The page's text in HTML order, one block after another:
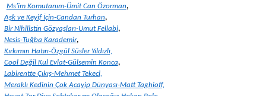
Ms’im Komutanım-Ümit Can Özorman,
Aşk ve Keyif İçin-Candan Turhan,
Bir Nihilistin Gözyaşları-Umut Fellabi,
Nesis-Tuğba Karademir,
Kırkımın Hatırı-Özgül Süsler Yıldızlı,
Cool Değil Kul Evlat-Gülsemin Konca,
Labirentte Çıkış-Mehmet Tekeci,
Meraklı Kedinin Çok Acayip Dünyası-Matt Taghioff,